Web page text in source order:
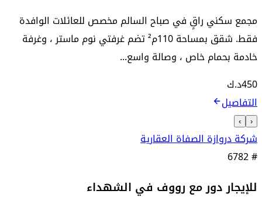
مجمع سكني راقٍ في صباح السالم مخصص للعائلات الوافدة
فقط. شقق بمساحة 110م² تضم غرفتي نوم ماستر ، وغرفة
خادمة بحمام خاص ، وصالة واسع...
450د.ك
التفاصيل
‹
›
شركة دروازة الصفاة العقارية
6782#
للإيجار دور مع رووف في الشهداء